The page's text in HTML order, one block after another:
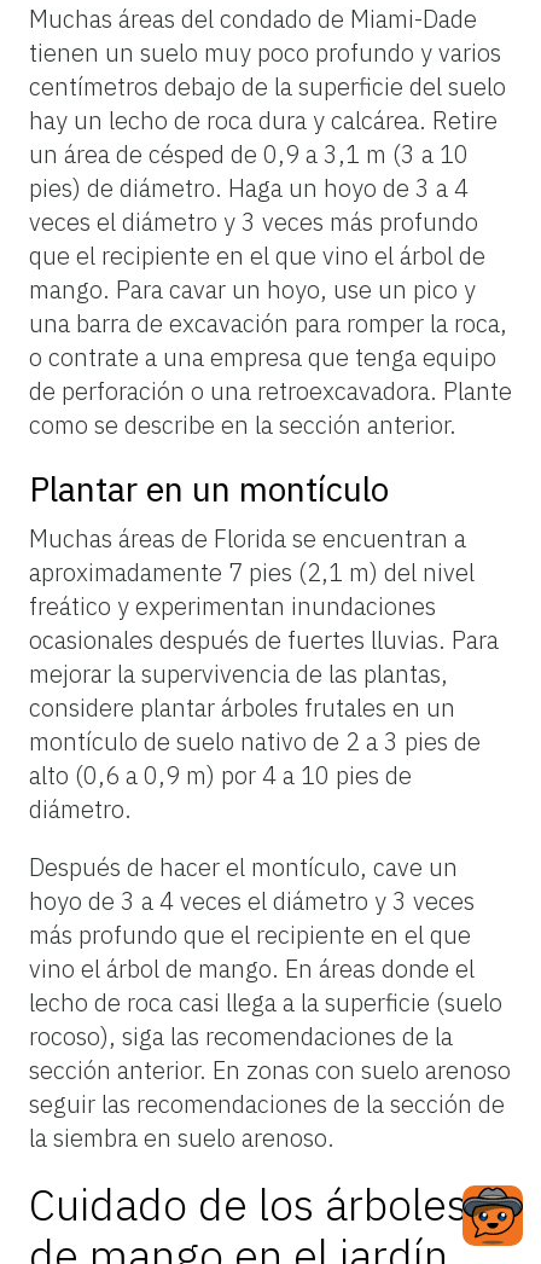
Muchas áreas del condado de Miami-Dade
tienen un suelo muy poco profundo y varios
centímetros debajo de la superficie del suelo
hay un lecho de roca dura y calcárea. Retire
un área de césped de 0,9 a 3,1 m (3 a 10
pies) de diámetro. Haga un hoyo de 3 a 4
veces el diámetro y 3 veces más profundo
que el recipiente en el que vino el árbol de
mango. Para cavar un hoyo, use un pico y
una barra de excavación para romper la roca,
o contrate a una empresa que tenga equipo
de perforación o una retroexcavadora. Plante
como se describe en la sección anterior.
Plantar en un montículo
Muchas áreas de Florida se encuentran a
aproximadamente 7 pies (2,1 m) del nivel
freático y experimentan inundaciones
ocasionales después de fuertes lluvias. Para
mejorar la supervivencia de las plantas,
considere plantar árboles frutales en un
montículo de suelo nativo de 2 a 3 pies de
alto (0,6 a 0,9 m) por 4 a 10 pies de
diámetro.
Después de hacer el montículo, cave un
hoyo de 3 a 4 veces el diámetro y 3 veces
más profundo que el recipiente en el que
vino el árbol de mango. En áreas donde el
lecho de roca casi llega a la superficie (suelo
rocoso), siga las recomendaciones de la
sección anterior. En zonas con suelo arenoso
seguir las recomendaciones de la sección de
la siembra en suelo arenoso.
Cuidado de los árboles